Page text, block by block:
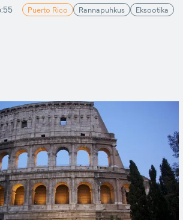
Puerto Rico Rannapuhkus Eksootika